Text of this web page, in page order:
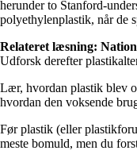
herunder to Stanford-
polyethylenplastik, når de
Relateret læsning:
Udforsk derefter
Lær, hvordan plastik blev
hvordan den voksende
Før plastik (eller
meste bomuld, men du